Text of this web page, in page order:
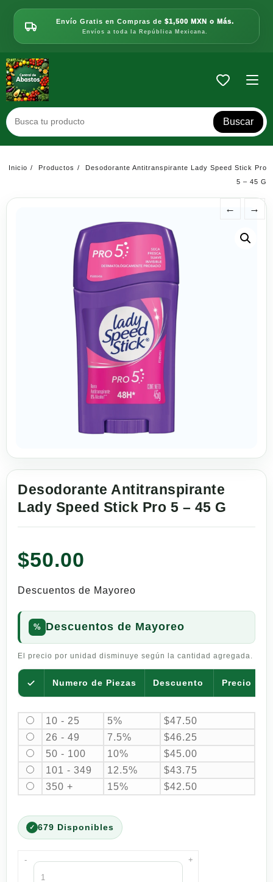
contenido
Envío Gratis en Compras de $1,500 MXN o Más.
Envíos a toda la República Mexicana.
Buscar
Inicio Productos
Desodorante Antitranspirante Lady Speed Stick Pro
5 – 45 G
← →
Desodorante Antitranspirante
Lady Speed Stick Pro 5 – 45 G
$50.00
Descuentos de Mayoreo
Descuentos de Mayoreo
El precio por unidad disminuye según la cantidad agregada.
Numero de Piezas Descuento Precio por
10 - 25 5% $47.50
26 - 49
7.5% $46.25
50 - 100
10% $45.00
101 - 349
12.5% $43.75
350 +
15% $42.50
679 Disponibles
-
Desodorante
+